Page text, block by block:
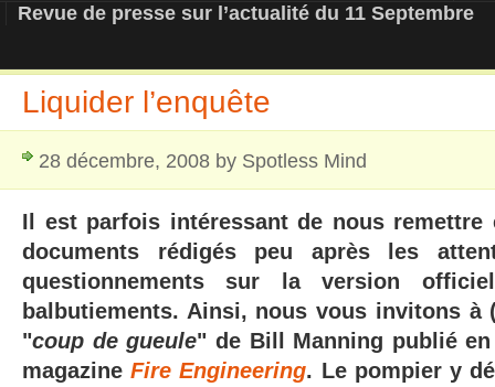
REOPEN911 – NEWS
Revue de presse sur l’actualité du 11 Septembre
Liquider l’enquête
28 décembre, 2008 by Spotless Mind
Il est parfois intéressant de nous remettre
documents rédigés peu après les
questionnements sur la version
balbutiements. Ainsi, nous vous invitons à
"coup de gueule" de Bill Manning publié
magazineFire Engineering. Le pompier y